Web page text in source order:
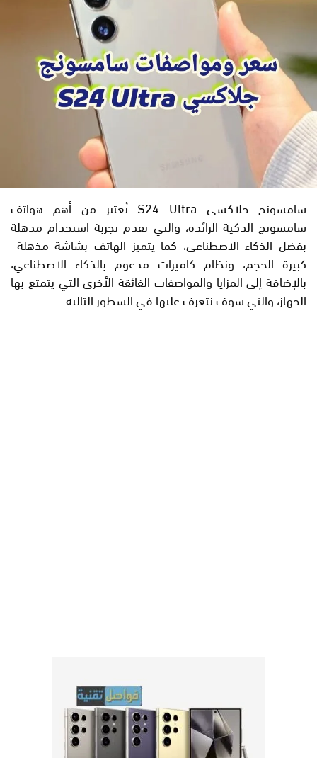
سامسونج جلاكسي S24 Ultra يُعتبر من أهم هواتف
سامسونج الذكية الرائدة، والتي تقدم تجربة استخدام مذهلة
بفضل الذكاء الاصطناعي، كما يتميز الهاتف بشاشة مذهلة
كبيرة الحجم، ونظام كاميرات مدعوم بالذكاء الاصطناعي،
بالإضافة إلى المزايا والمواصفات الفائقة الأخرى التي يتمتع بها
الجهاز، والتي سوف نتعرف عليها في السطور التالية.